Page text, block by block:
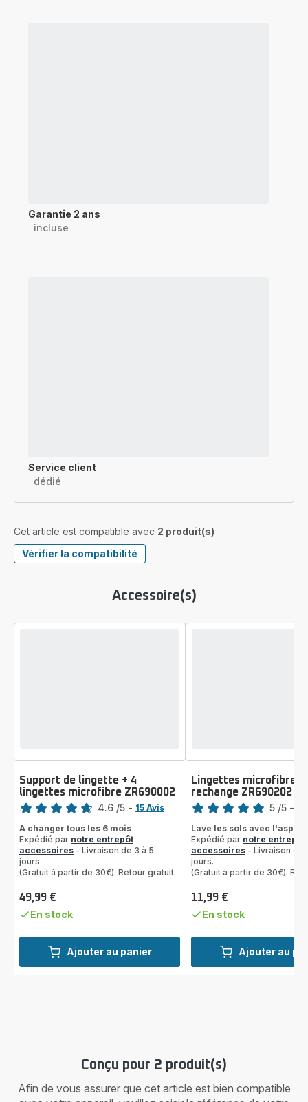
Garantie 2 ans
incluse
Service client
dédié
Cet article est compatible avec 2 produit(s)
Vérifier la compatibilité
Accessoire(s)
Ajouter au panier
Support de lingette + 4
lingettes microfibre ZR690002
Note
4.6 /5 - 15 Avis
A changer tous les 6 mois
Expédié par notre entrepôt
accessoires - Livraison de 3 à 5
jours.
(Gratuit à partir de 30€). Retour gratuit.
Prix
49,99 €
En stock
Ajouter au
Lingettes microfibres
rechange ZR690202
Note
5
étoiles
(moyenne)
5 /5 -
Lave les sols avec
Expédié par notre entrepôt
accessoires - Livraison de
jours.
(Gratuit à partir de 30€).
Prix
11,99 €
En stock
Conçu pour 2 produit(s)
Afin de vous assurer que cet article est bien compatible